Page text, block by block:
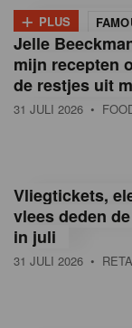
n
B
e
g
ë
+ PLUS
Jelle
mijn recepten
de restjes uit
31 JULI 2026 •
Vliegtickets,
vlees deden
in juli
31 JULI 2026 •